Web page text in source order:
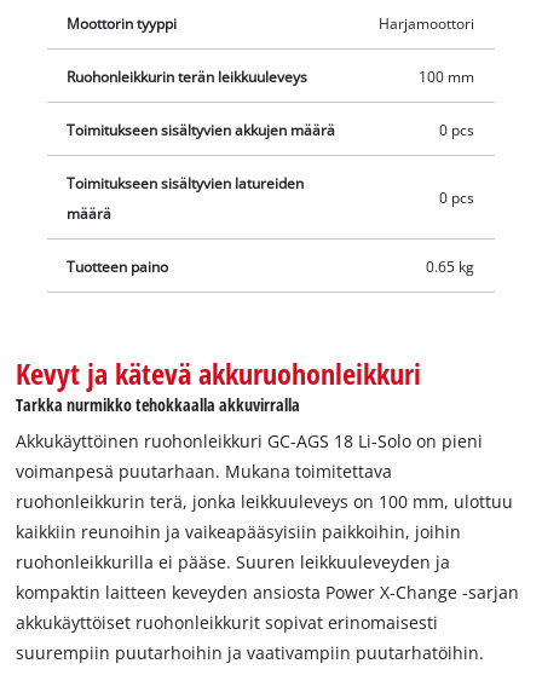
Moottorin tyyppi Harjamoottori
Ruohonleikkurin terän leikkuuleveys 100 mm
Toimitukseen sisältyvien akkujen määrä 0 pcs
Toimitukseen sisältyvien latureiden
määrä
0 pcs
Tuotteen paino 0.65 kg
Kevyt ja kätevä akkuruohonleikkuri
Tarkka nurmikko tehokkaalla akkuvirralla
Akkukäyttöinen ruohonleikkuri GC-AGS 18 Li-Solo on pieni
voimanpesä puutarhaan. Mukana toimitettava
ruohonleikkurin terä, jonka leikkuuleveys on 100 mm, ulottuu
kaikkiin reunoihin ja vaikeapääsyisiin paikkoihin, joihin
ruohonleikkurilla ei pääse. Suuren leikkuuleveyden ja
kompaktin laitteen keveyden ansiosta Power X-Change -sarjan
akkukäyttöiset ruohonleikkurit sopivat erinomaisesti
suurempiin puutarhoihin ja vaativampiin puutarhatöihin.